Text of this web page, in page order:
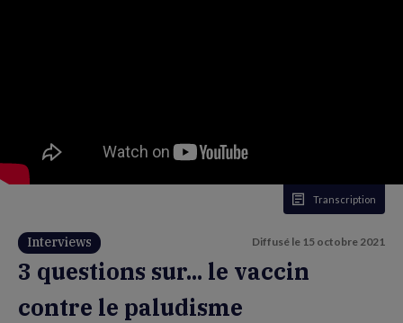
Transcription
Interviews Diffusé le 15 octobre 2021
3 questions sur... le vaccin
contre le paludisme